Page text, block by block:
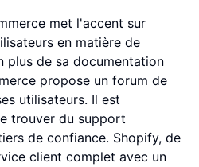
met l'accent sur
en matière de
plus de sa documentation
propose un forum de
utilisateurs. Il est
trouver du support
de confiance. Shopify, de
client complet avec un